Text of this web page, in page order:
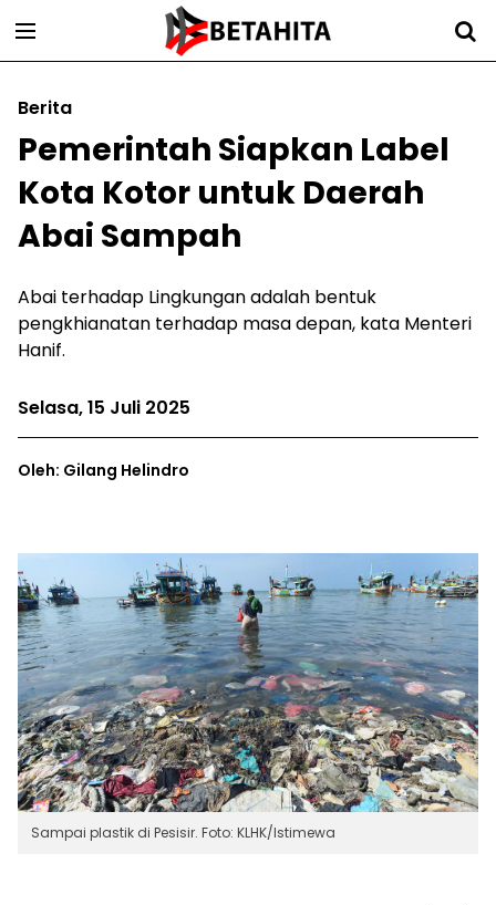
Berita
Pemerintah Siapkan Label
Kota Kotor untuk Daerah
Abai Sampah
Abai terhadap Lingkungan adalah bentuk
pengkhianatan terhadap masa depan, kata Menteri
Hanif.
Selasa, 15 Juli 2025
Oleh: Gilang Helindro
Sampai plastik di Pesisir. Foto: KLHK/Istimewa